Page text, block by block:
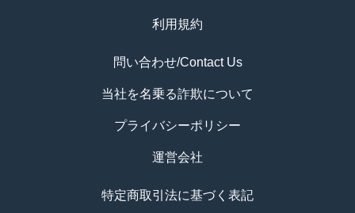
利用規約
問い合わせ/Contact Us
当社を名乗る詐欺について
プライバシーポリシー
運営会社
特定商取引法に基づく表記